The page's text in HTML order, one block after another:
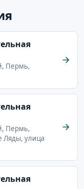
Пермь,
Пермь,
Ляды, улица